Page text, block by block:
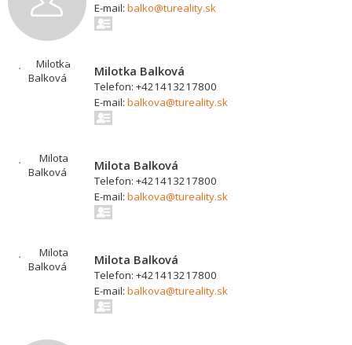
E-mail: balko@tureality.sk
Milotka Balková
Telefon: +421413217800
E-mail: balkova@tureality.sk
Milota Balková
Telefon: +421413217800
E-mail: balkova@tureality.sk
Milota Balková
Telefon: +421413217800
E-mail: balkova@tureality.sk